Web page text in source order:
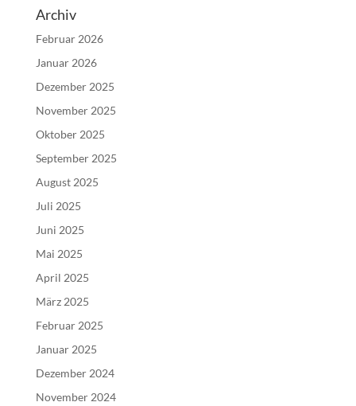
Archiv
Februar 2026
Januar 2026
Dezember 2025
November 2025
Oktober 2025
September 2025
August 2025
Juli 2025
Juni 2025
Mai 2025
April 2025
März 2025
Februar 2025
Januar 2025
Dezember 2024
November 2024